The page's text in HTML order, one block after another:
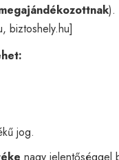
).
, biztoshely.hu]
jog.
nagy jelentőséggel